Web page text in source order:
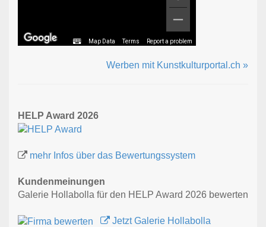
Map Data Terms Report a problem
Werben mit Kunstkulturportal.ch »
HELP Award 2026
mehr Infos über das Bewertungssystem
Kundenmeinungen
Galerie Hollabolla für den HELP Award 2026 bewerten
Jetzt Galerie Hollabolla